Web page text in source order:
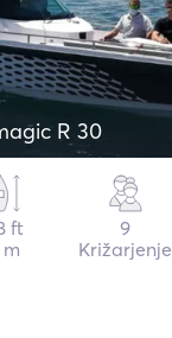
R 30
ft
9
Križarjenje